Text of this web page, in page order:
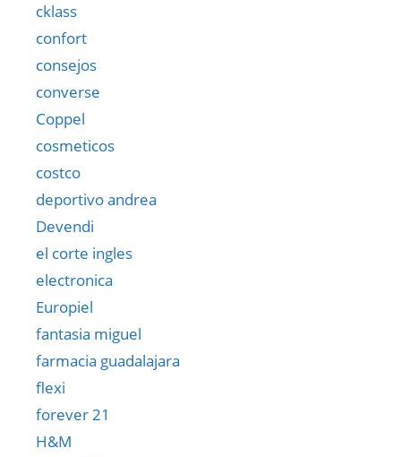
cklass
confort
consejos
converse
Coppel
cosmeticos
costco
deportivo andrea
Devendi
el corte ingles
electronica
Europiel
fantasia miguel
farmacia guadalajara
flexi
forever 21
H&M